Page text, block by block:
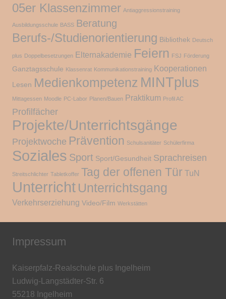
05er Klassenzimmer Antiaggressionstraining
Ausbildungsschule BASS Beratung
Berufs-/Studienorientierung Bibliothek Deutsch
plus Doppelbesetzungen Elternakademie Feiern FSJ Förderung
Ganztagsschule Klassenrat Kommunikationstraining Kooperationen
Lesen Medienkompetenz MINTplus
Mittagessen Moodle PC-Labor Planen/Bauen Praktikum Profil AC
Profilfächer
Projekte/Unterrichtsgänge
Projektwoche Prävention Schulsanitäter Schülerfirma
Soziales Sport Sport/Gesundheit Sprachreisen
Streitschlichter Tabletkoffer Tag der offenen Tür TuN
Unterricht Unterrichtsgang
Verkehrserziehung Video/Film Werkstätten
Impressum
Kaiserpfalz-Realschule plus Ingelheim
Ludwig-Langstädter-Str. 6
55218 Ingelheim